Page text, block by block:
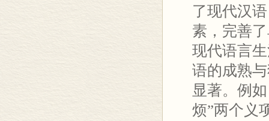
了现代汉
素，完善
现代语言
语的成熟
显著。例
烦”两个义